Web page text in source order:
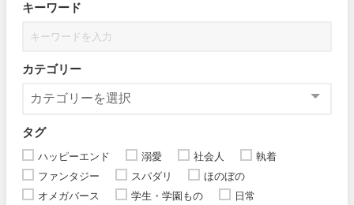
キーワード
カテゴリー
タグ
ハッピーエンド 溺愛 社会人
執着
ファンタジー
スパダリ
ほのぼの
オメガバース
学生・学園もの
日常